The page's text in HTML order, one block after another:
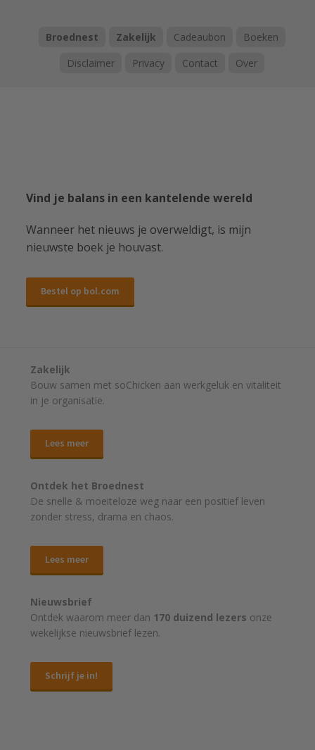
Broednest Zakelijk Cadeaubon
Boeken
Disclaimer
Privacy Contact Over
Vind je balans in een kantelende wereld
Wanneer het nieuws je overweldigt, is mijn
nieuwste boek je houvast.
Bestel op bol.com
Zakelijk
Bouw samen met soChicken aan werkgeluk en vitaliteit
in je organisatie.
Lees meer
Ontdek het Broednest
De snelle & moeiteloze weg naar een positief leven
zonder stress, drama en chaos.
Lees meer
Nieuwsbrief
Ontdek waarom meer dan 170 duizend lezers onze
wekelijkse nieuwsbrief lezen.
Schrijf je in!